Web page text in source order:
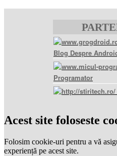
Blog Despre
Programator
coupon
levitra
genericlevitra
mglevitra
20mg
Acest site foloseste
Folosim cookie-uri pentru a vă
experiență pe acest site.